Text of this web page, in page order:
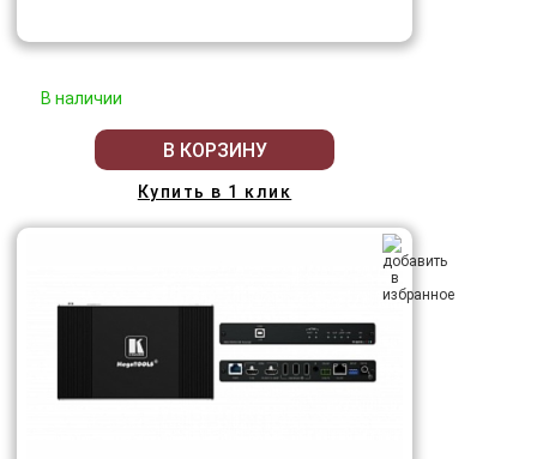
В наличии
В КОРЗИНУ
Купить в 1 клик